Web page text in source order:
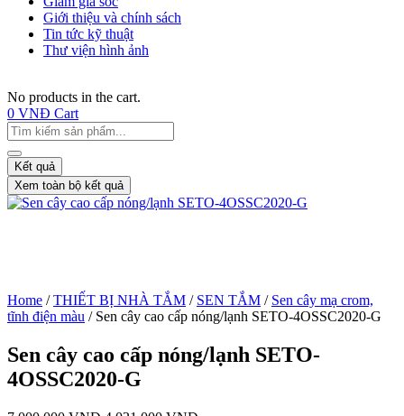
Giới thiệu và chính sách
Tin tức kỹ thuật
Thư viện hình ảnh
No products in the cart.
0 VNĐ Cart
Kết quả
Xem toàn bộ kết quả
Home /THIẾT BỊ NHÀ TẮM / SEN TẮM / Sen cây mạ crom,
tĩnh điện màu / Sen cây cao cấp nóng/lạnh SETO-4OSSC2020-G
Sen cây cao cấp nóng/lạnh SETO-
4OSSC2020-G